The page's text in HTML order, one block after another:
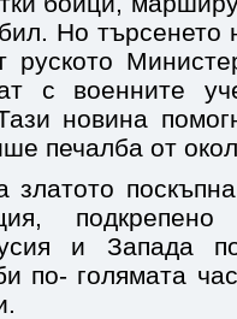
Но търсенето
руското
с военните
новина
печалба от
златото
подкрепено
и Запада
по- голямата